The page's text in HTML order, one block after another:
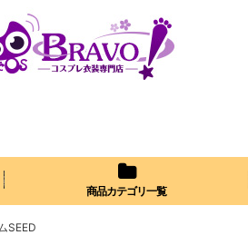
商品カテゴリ一覧
SEED